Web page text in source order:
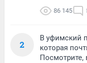
86 145
2
В уфимский
которая
Посмотрите,